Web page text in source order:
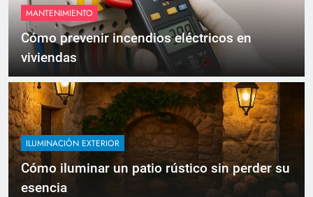
MANTENIMIENTO
Cómo prevenir incendios eléctricos en
viviendas
ILUMINACIÓN EXTERIOR
Cómo iluminar un patio rústico sin perder su
esencia